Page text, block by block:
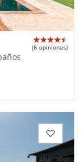
(6 opiniones)